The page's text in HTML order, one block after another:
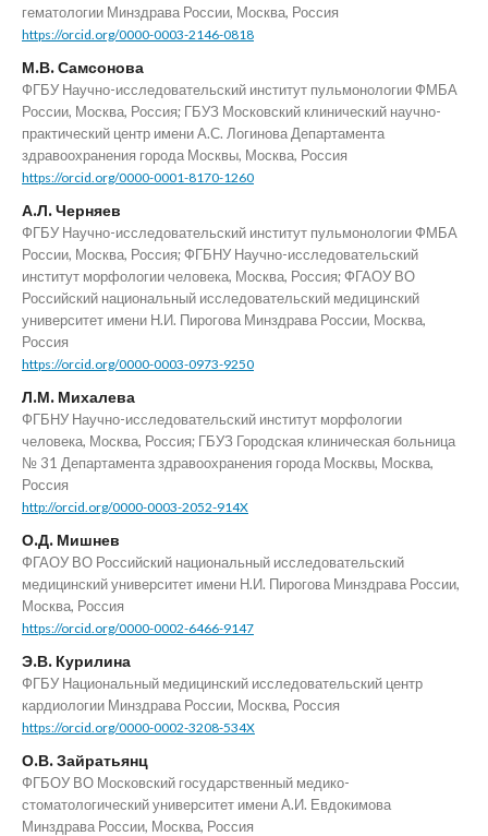
гематологии Минздрава России, Москва, Россия
https://orcid.org/0000-0003-2146-0818
М.В. Самсонова
ФГБУ Научно-исследовательский институт пульмонологии ФМБА
России, Москва, Россия; ГБУЗ Московский клинический научно-
практический центр имени А.С. Логинова Департамента
здравоохранения города Москвы, Москва, Россия
https://orcid.org/0000-0001-8170-1260
А.Л. Черняев
ФГБУ Научно-исследовательский институт пульмонологии ФМБА
России, Москва, Россия; ФГБНУ Научно-исследовательский
институт морфологии человека, Москва, Россия; ФГАОУ ВО
Российский национальный исследовательский медицинский
университет имени Н.И. Пирогова Минздрава России, Москва,
Россия
https://orcid.org/0000-0003-0973-9250
Л.М. Михалева
ФГБНУ Научно-исследовательский институт морфологии
человека, Москва, Россия; ГБУЗ Городская клиническая больница
№ 31 Департамента здравоохранения города Москвы, Москва,
Россия
http://orcid.org/0000-0003-2052-914X
О.Д. Мишнев
ФГАОУ ВО Российский национальный исследовательский
медицинский университет имени Н.И. Пирогова Минздрава России,
Москва, Россия
https://orcid.org/0000-0002-6466-9147
Э.В. Курилина
ФГБУ Национальный медицинский исследовательский центр
кардиологии Минздрава России, Москва, Россия
https://orcid.org/0000-0002-3208-534X
О.В. Зайратьянц
ФГБОУ ВО Московский государственный медико-
стоматологический университет имени А.И. Евдокимова
Минздрава России, Москва, Россия